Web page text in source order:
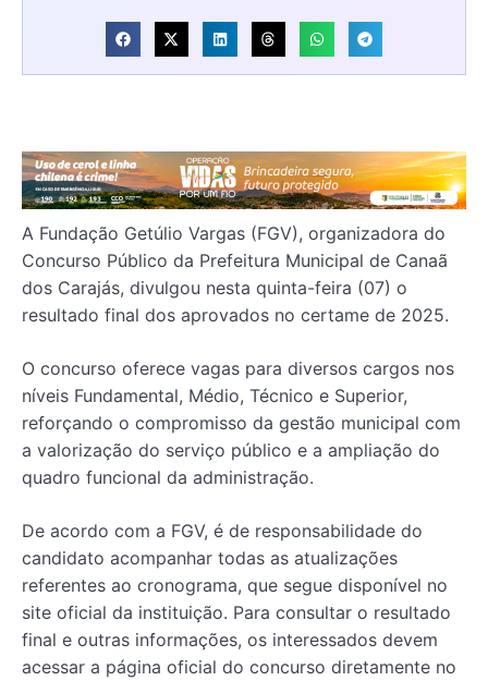
A Fundação Getúlio Vargas (FGV), organizadora do
Concurso Público da Prefeitura Municipal de Canaã
dos Carajás, divulgou nesta quinta-feira (07) o
resultado final dos aprovados no certame de 2025.
O concurso oferece vagas para diversos cargos nos
níveis Fundamental, Médio, Técnico e Superior,
reforçando o compromisso da gestão municipal com
a valorização do serviço público e a ampliação do
quadro funcional da administração.
De acordo com a FGV, é de responsabilidade do
candidato acompanhar todas as atualizações
referentes ao cronograma, que segue disponível no
site oficial da instituição. Para consultar o resultado
final e outras informações, os interessados devem
acessar a página oficial do concurso diretamente no